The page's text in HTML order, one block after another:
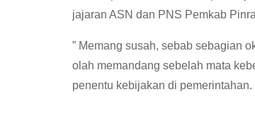
jajaran ASN dan PNS Pemkab
” Memang susah, sebab sebagian
olah memandang sebelah mata
penentu kebijakan di pemerintahan.